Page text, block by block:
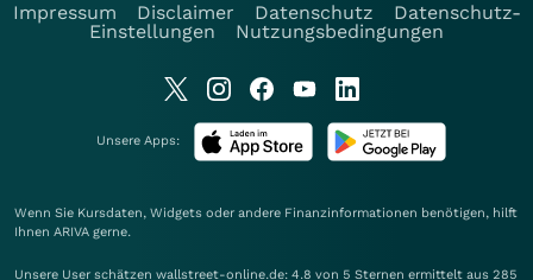
Impressum
Disclaimer Datenschutz
Datenschutz-
Einstellungen
Nutzungsbedingungen
Unsere Apps:
Wenn Sie Kursdaten, Widgets oder andere Finanzinformationen benötigen, hilft
Ihnen ARIVA gerne.
Unsere User schätzen wallstreet-online.de: 4.8 von 5 Sternen ermittelt aus 285